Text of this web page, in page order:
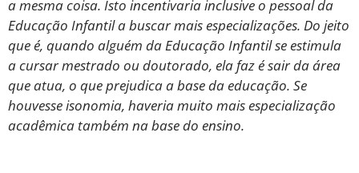
a mesma coisa. Isto incentivaria inclusive o pessoal da
Educação Infantil a buscar mais especializações. Do jeito
que é, quando alguém da Educação Infantil se estimula
a cursar mestrado ou doutorado, ela faz é sair da área
que atua, o que prejudica a base da educação. Se
houvesse isonomia, haveria muito mais especialização
acadêmica também na base do ensino.